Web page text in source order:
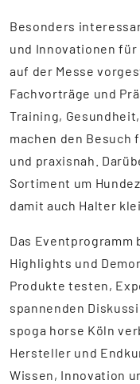
Besonders
und Innovationen
auf der Messe
Fachvorträge und
Training,
machen den Besuch
und praxisnah.
Sortiment um
damit auch Halter
Das
Highlights und
Produkte testen,
spannenden
spoga horse Köln
Hersteller und
Wissen, Innovation